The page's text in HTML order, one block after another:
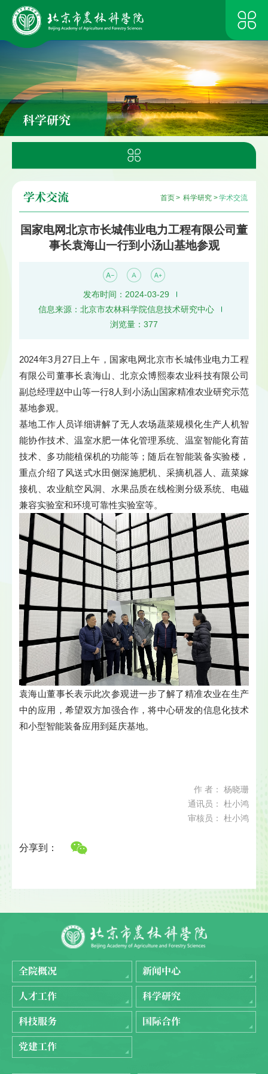
科学研究
首页> 科学研究 >学术交流
学术交流
国家电网北京市长城伟业电力工程有限公司董
事长袁海山一行到小汤山基地参观
发布时间：2024-03-29
信息来源：北京市农林科学院信息技术研究中心
浏览量： 377
2024年3月27日上午，国家电网北京市长城伟业电力工程
有限公司董事长袁海山、北京众博熙泰农业科技有限公司
副总经理赵中山等一行8人到小汤山国家精准农业研究示范
基地参观。
基地工作人员详细讲解了无人农场蔬菜规模化生产人机智
能协作技术、温室水肥一体化管理系统、温室智能化育苗
技术、多功能植保机的功能等；随后在智能装备实验楼，
重点介绍了风送式水田侧深施肥机、采摘机器人、蔬菜嫁
接机、农业航空风洞、水果品质在线检测分级系统、电磁
兼容实验室和环境可靠性实验室等。
袁海山董事长表示此次参观进一步了解了精准农业在生产
中的应用，希望双方加强合作，将中心研发的信息化技术
和小型智能装备应用到延庆基地。
作 者： 杨晓珊
通讯员： 杜小鸿
审核员： 杜小鸿
分享到：
全院概况
新闻中心
人才工作
科学研究
科技服务
国际合作
党建工作